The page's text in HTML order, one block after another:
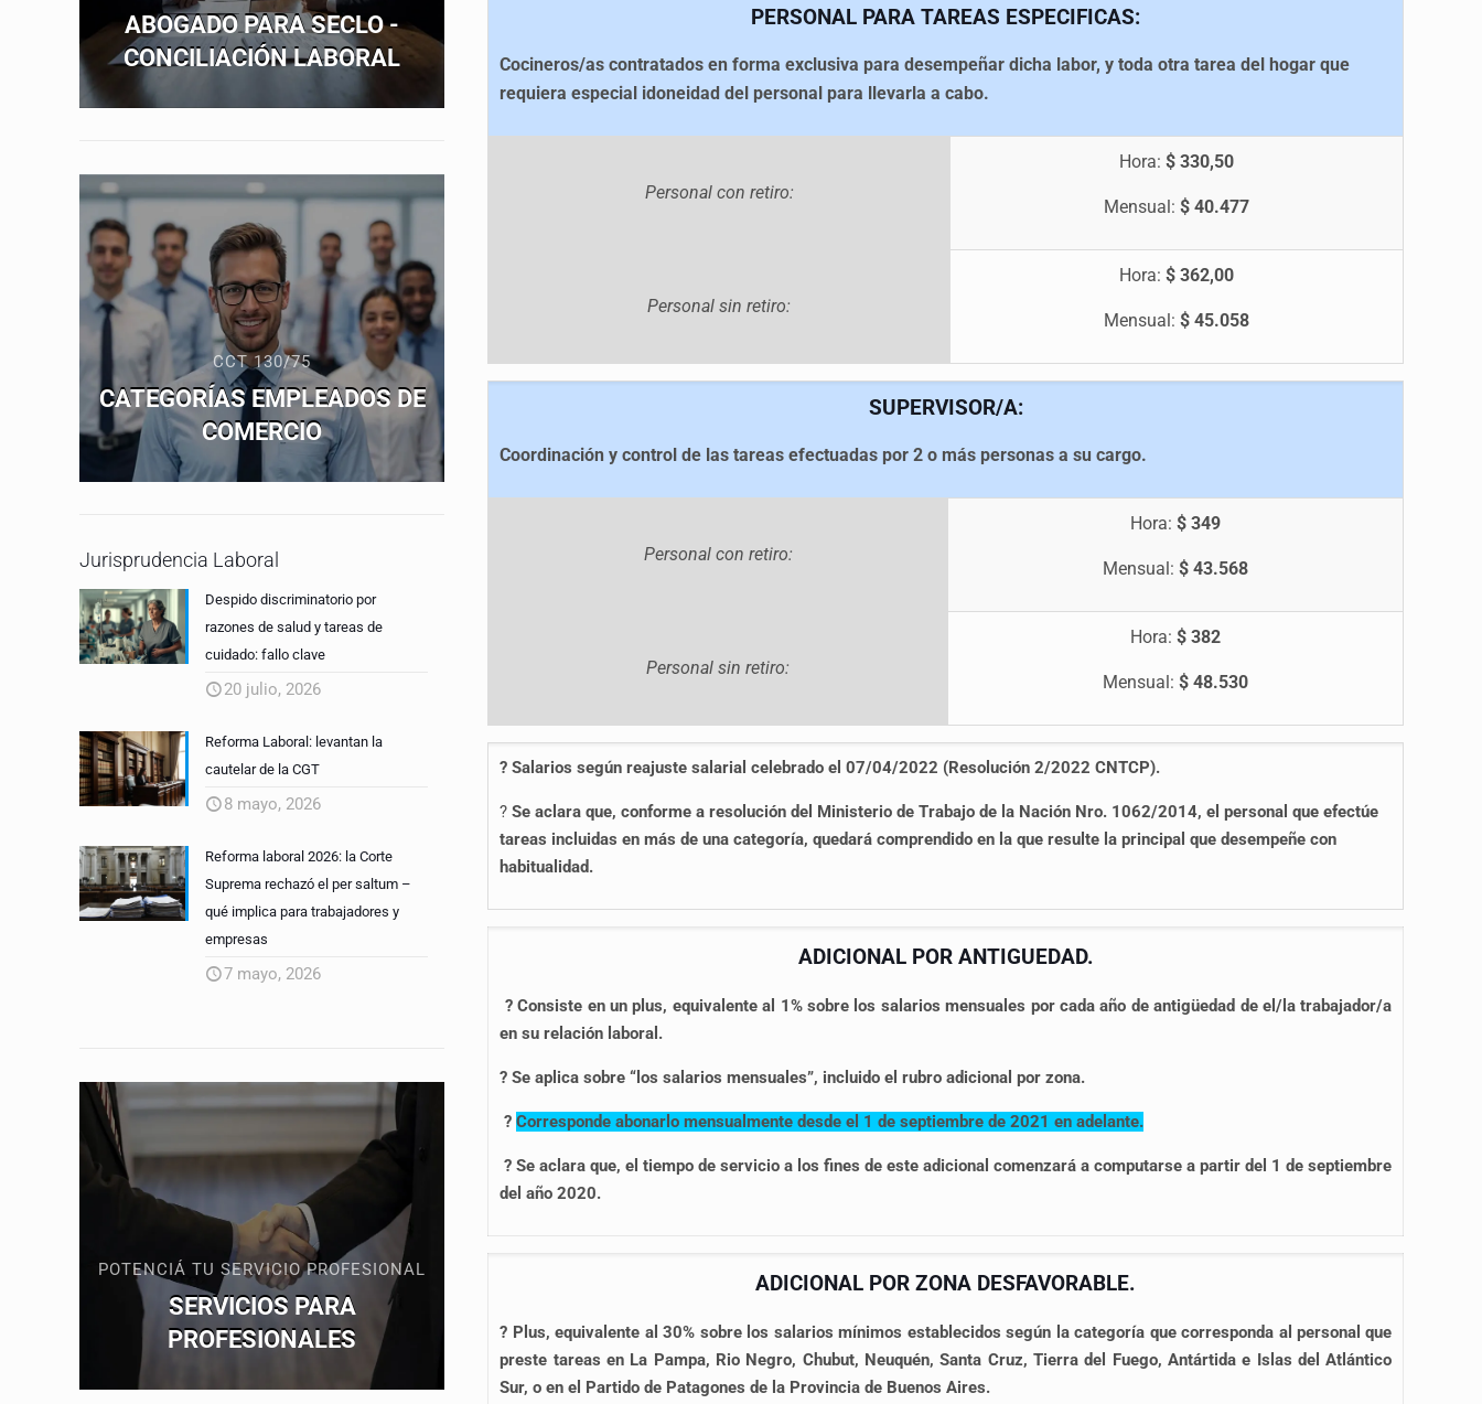
PERSONAL PARA TAREAS ESPECIFICAS:
Cocineros/as contratados en forma exclusiva para desempeñar dicha labor, y toda otra tarea del hogar que
requiera especial idoneidad del personal para llevarla a cabo.
Personal con retiro:
Hora:$ 330,50
Mensual:$ 40.477
Personal sin retiro:
Hora:$ 362,00
Mensual:$ 45.058
SUPERVISOR/A:
Coordinación y control de las tareas efectuadas por 2 o más personas a su cargo.
Personal con retiro:
Hora:$ 349
Mensual:$ 43.568
Personal sin retiro:
Hora:$ 382
Mensual:$ 48.530
? Salarios segúnreajuste salarial celebrado el 07/04/2022 (Resolución 2/2022 CNTCP).
?Se aclara que, conforme a resolución del Ministerio de Trabajo de la Nación Nro. 1062/2014, el personal que efectúe
tareas incluidas en más de una categoría, quedará comprendido en la que resulte la principal que desempeñe con
habitualidad.
ADICIONAL POR ANTIGUEDAD.
? Consiste en un plus, equivalente al 1% sobre los salarios mensuales por cada año de antigüedad de el/la trabajador/a
en su relación laboral.
? Se aplica sobre “los salarios mensuales”, incluido el rubro adicional por zona.
?Corresponde abonarlo mensualmente desde el 1 de septiembre de 2021 en adelante.
? Se aclara que, el tiempo de servicio a los fines de este adicional comenzará a computarse a partir del 1 de septiembre
del año 2020.
ADICIONAL POR ZONA DESFAVORABLE.
? Plus, equivalente al 30% sobre los salarios mínimos establecidos según la categoría que corresponda al personal que
preste tareas en La Pampa, Rio Negro, Chubut, Neuquén, Santa Cruz, Tierra del Fuego, Antártida e Islas del Atlántico
Sur, o en el Partido de Patagones de la Provincia de Buenos Aires.
ABOGADO PARA SECLO -
CONCILIACIÓN LABORAL
CCT 130/75
CATEGORÍAS EMPLEADOS DE
COMERCIO
Jurisprudencia Laboral
Despido discriminatorio por
razones de salud y tareas de
cuidado: fallo clave
20 julio, 2026
Reforma Laboral: levantan la
cautelar de la CGT
8 mayo, 2026
Reforma laboral 2026: la Corte
Suprema rechazó el per saltum –
qué implica para trabajadores y
empresas
7 mayo, 2026
POTENCIÁ TU SERVICIO PROFESIONAL
SERVICIOS PARA
PROFESIONALES